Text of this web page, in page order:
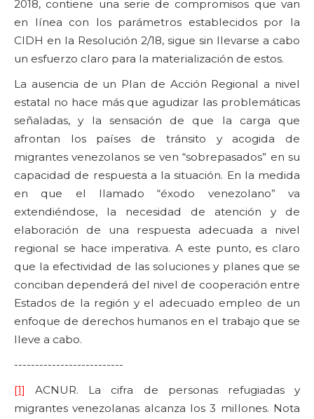
2018, contiene una serie de compromisos que van
en línea con los parámetros establecidos por la
CIDH en la Resolución 2/18, sigue sin llevarse a cabo
un esfuerzo claro para la materialización de estos.
La ausencia de un Plan de Acción Regional a nivel
estatal no hace más que agudizar las problemáticas
señaladas, y la sensación de que la carga que
afrontan los países de tránsito y acogida de
migrantes venezolanos se ven “sobrepasados” en su
capacidad de respuesta a la situación. En la medida
en que el llamado “éxodo venezolano” va
extendiéndose, la necesidad de atención y de
elaboración de una respuesta adecuada a nivel
regional se hace imperativa. A este punto, es claro
que la efectividad de las soluciones y planes que se
conciban dependerá del nivel de cooperación entre
Estados de la región y el adecuado empleo de un
enfoque de derechos humanos en el trabajo que se
lleve a cabo.
--------------------------
[1]
ACNUR. La cifra de personas refugiadas y
migrantes venezolanas alcanza los 3 millones. Nota